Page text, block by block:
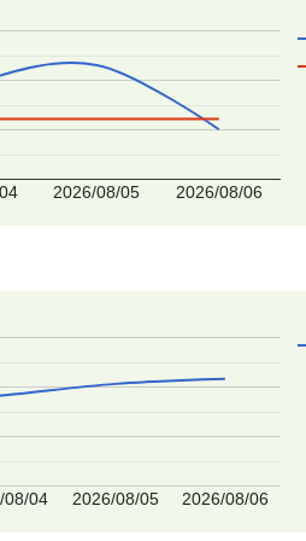
2026/08/05 2026/08/06
08/04 2026/08/05 2026/08/06